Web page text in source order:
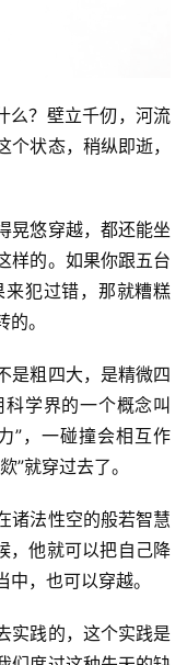
么？壁立千仞，河流
状态，稍纵即逝，
晃悠穿越，都还能坐
样的。如果你跟五台
犯过错，那就糟糕
。
是粗四大，是精微四
学界的一个概念叫
”，一碰撞会相互作
”就穿过去了。
诸法性空的般若智慧
，他就可以把自己降
，也可以穿越。
实践的，这个实践是